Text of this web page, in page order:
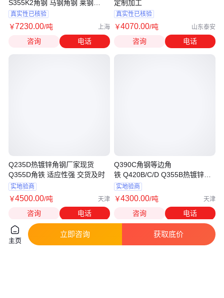
S355K2角钢 马钢角钢 莱钢
S355K2角钢 125*125
真实性已核验
￥7230.00/吨 上海
咨询 电话
Q235D热镀锌角钢厂家现货
Q355D角铁 适应性强 交货及时
实地验商
￥4500.00/吨 天津
咨询 电话
定制加工
真实性已核验
￥4070.00/吨 山东泰安
咨询 电话
Q390C角钢等边角
铁 Q420B/C/D Q355B热镀锌可
定制 过磅验货 卓远
实地验商
￥4300.00/吨 天津
咨询 电话
主页
立即咨询 获取底价